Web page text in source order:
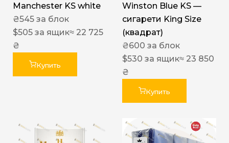
Manchester KS white
₴545 за блок
$505 за ящик≈ 22 725
₴
Купить
Winston Blue KS —
сигарети King Size
(квадрат)
₴600 за блок
$530 за ящик≈ 23 850
₴
Купить